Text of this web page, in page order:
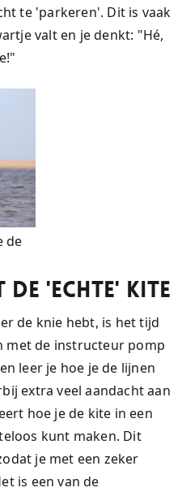
te 'parkeren'. Dit is vaak
valt en je denkt: "Hé,
de
de 'Echte' Kite
de knie hebt, is het tijd
met de instructeur pomp
leer je hoe je de lijnen
extra veel aandacht aan
hoe je de kite in een
kunt maken. Dit
je met een zeker
is een van de